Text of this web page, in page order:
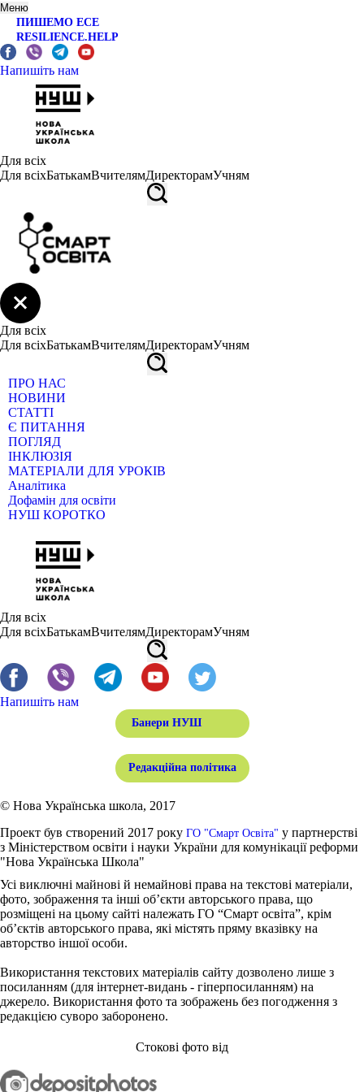
Меню
ПИШЕМО ЕСЕ
RESILIENCE.HELP
Напишіть нам
Для всіх
Для всіхБатькамВчителямДиректорамУчням
Для всіх
Для всіхБатькамВчителямДиректорамУчням
ПРО НАС
НОВИНИ
СТАТТІ
Є ПИТАННЯ
ПОГЛЯД
ІНКЛЮЗІЯ
МАТЕРІАЛИ ДЛЯ УРОКІВ
Аналітика
Дофамін для освіти
НУШ КОРОТКО
Для всіх
Для всіхБатькамВчителямДиректорамУчням
Напишіть нам
Банери НУШ
Редакційна політика
© Нова Українська школа, 2017
Проект був створений 2017 року ГО "Смарт Освіта" у партнерстві
з Міністерством освіти і науки України для комунікації реформи
"Нова Українська Школа"
Усі виключні майнові й немайнові права на текстові матеріали,
фото, зображення та інші об’єкти авторського права, що
розміщені на цьому сайті належать ГО “Смарт освіта”, крім
об’єктів авторського права, які містять пряму вказівку на
авторство іншої особи.
Використання текстових матеріалів сайту дозволено лише з
посиланням (для інтернет-видань - гіперпосиланням) на
джерело. Використання фото та зображень без погодження з
редакцією суворо заборонено.
Стокові фото від